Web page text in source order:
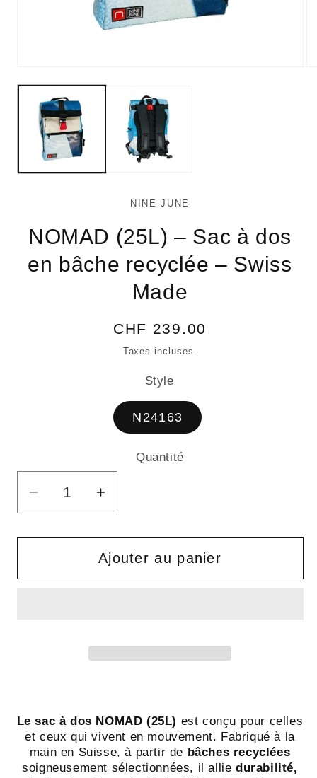
le
fenêtre
modale
NINE JUNE
NOMAD (25L) – Sac à dos
en bâche recyclée – Swiss
Made
Prix
habituel
CHF 239.00
Taxes incluses.
Style
N24163
Quantité
Quantité
Réduire
la
quantité
NOMAD
recyclée
–
Swiss
Augmenter
la
quantité
de
NOMAD
recyclée
–
Swiss
Ajouter au panier
Le sac à dos NOMAD (25L) est conçu pour celles
et ceux qui vivent en mouvement. Fabriqué à la
main en Suisse, à partir de bâches recyclées
soigneusement sélectionnées, il alliedurabilité,